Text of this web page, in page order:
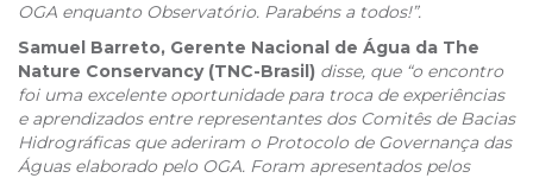
OGA enquanto Observatório. Parabéns a todos!”.
Samuel Barreto, Gerente Nacional de Água da The
Nature Conservancy (TNC-Brasil) disse, que “o encontro
foi uma excelente oportunidade para troca de experiências
e aprendizados entre representantes dos Comitês de Bacias
Hidrográficas que aderiram o Protocolo de Governança das
Águas elaborado pelo OGA. Foram apresentados pelos